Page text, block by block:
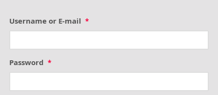
Username or E-mail *
Password *